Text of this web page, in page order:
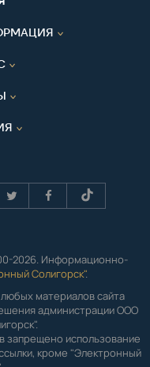
2026. Информационно-
Солигорск".
материалов сайта
администрации ООО
запрещено использование
кроме "Электронный